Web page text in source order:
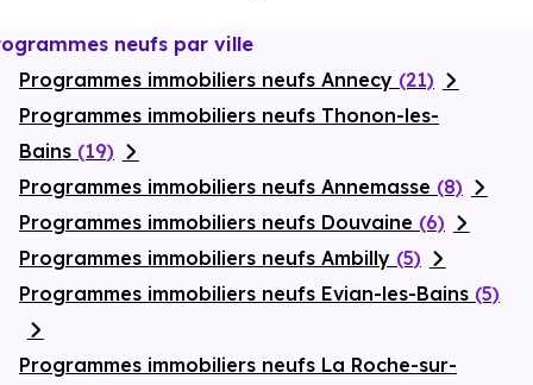
Financer
neufs par ville
Programmes immobiliers neufs Annecy (21)
Programmes immobiliers neufs Thonon-les-
Bains (19)
Programmes immobiliers neufs Annemasse (8)
Programmes immobiliers neufs Douvaine (6)
Programmes immobiliers neufs Ambilly (5)
Programmes immobiliers neufs Evian-les-Bains (5)
Programmes immobiliers neufs La Roche-sur-